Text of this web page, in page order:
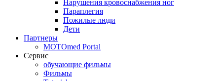
Нарушения кровоснабжения ног
Параплегия
Пожилые люди
Дети
Партнеры
MOTOmed Portal
Сервис
обучающие фильмы
Фильмы